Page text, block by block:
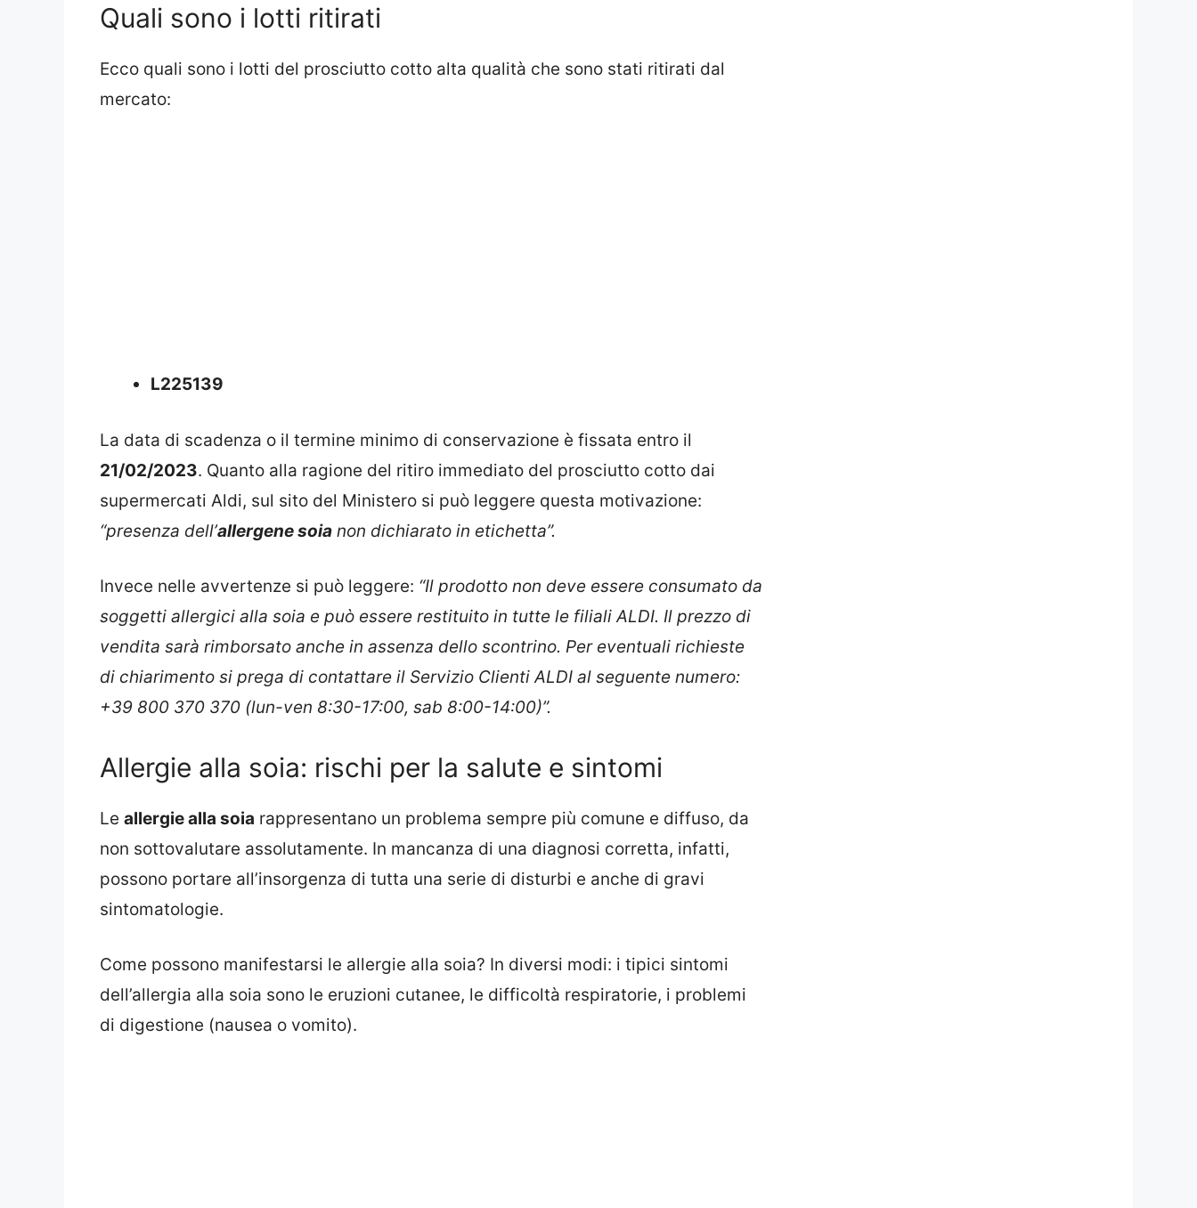
Quali sono i lotti ritirati
Ecco quali sono i lotti del prosciutto cotto alta qualità che sono stati ritirati dal
mercato:
L225139
La data di scadenza o il termine minimo di conservazione è fissata entro il
21/02/2023. Quanto alla ragione del ritiro immediato del prosciutto cotto dai
supermercati Aldi, sul sito del Ministero si può leggere questa motivazione:
“presenza dell’allergene soia non dichiarato in etichetta”.
Invece nelle avvertenze si può leggere: “Il prodotto non deve essere consumato da
soggetti allergici alla soia e può essere restituito in tutte le filiali ALDI. Il prezzo di
vendita sarà rimborsato anche in assenza dello scontrino. Per eventuali richieste
di chiarimento si prega di contattare il Servizio Clienti ALDI al seguente numero:
+39 800 370 370 (lun-ven 8:30-17:00, sab 8:00-14:00)”.
Allergie alla soia: rischi per la salute e sintomi
Le allergie alla soia rappresentano un problema sempre più comune e diffuso, da
non sottovalutare assolutamente. In mancanza di una diagnosi corretta, infatti,
possono portare all’insorgenza di tutta una serie di disturbi e anche di gravi
sintomatologie.
Come possono manifestarsi le allergie alla soia? In diversi modi: i tipici sintomi
dell’allergia alla soia sono le eruzioni cutanee, le difficoltà respiratorie, i problemi
di digestione (nausea o vomito).